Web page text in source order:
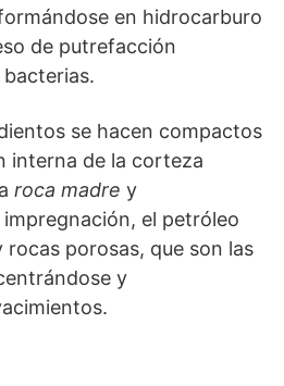
en hidrocarburo
de putrefacción
se hacen compactos
interna de la corteza
roca madre y
el petróleo
rocas porosas, que son las
y